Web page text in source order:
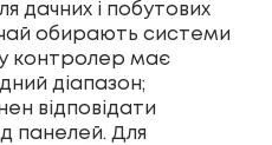
дачних і побутових
обирають системи
контролер має
діапазон;
відповідати
панелей. Для